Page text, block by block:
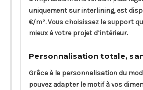
uniquement sur interlining, est
€/m². Vous choisissez le support
mieux à votre projet d’intérieur.
Personnalisation totale,
Grâce à la personnalisation du
pouvez adapter le motif à vos